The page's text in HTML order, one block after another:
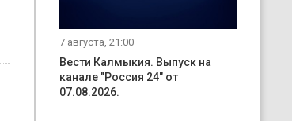
7 августа, 21:00
Вести Калмыкия. Выпуск на
канале "Россия 24" от
07.08.2026.